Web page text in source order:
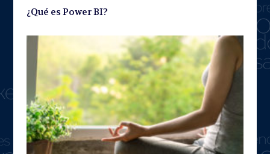
¿Qué es Power BI?